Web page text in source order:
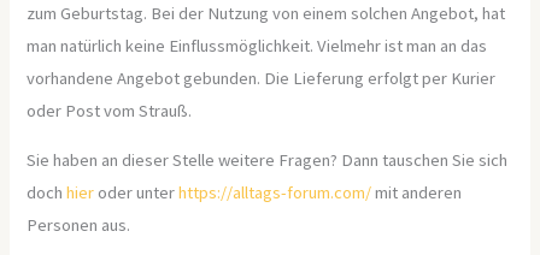
zum Geburtstag. Bei der Nutzung von einem solchen Angebot, hat
man natürlich keine Einflussmöglichkeit. Vielmehr ist man an das
vorhandene Angebot gebunden. Die Lieferung erfolgt per Kurier
oder Post vom Strauß.
Sie haben an dieser Stelle weitere Fragen? Dann tauschen Sie sich
dochhier oder unterhttps://alltags-forum.com/mit anderen
Personen aus.